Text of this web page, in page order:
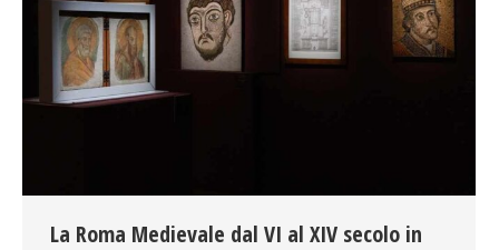
La Roma Medievale dal VI al XIV secolo in